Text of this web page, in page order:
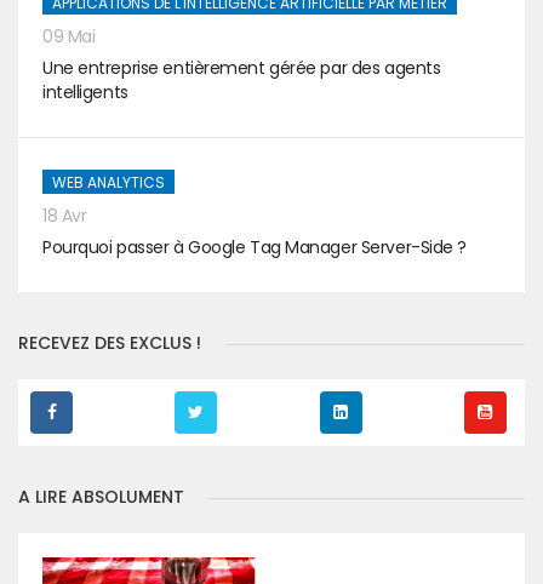
09 Mai
Une entreprise entièrement gérée par des agents
intelligents
WEB ANALYTICS
18 Avr
Pourquoi passer à Google Tag Manager Server-Side ?
RECEVEZ DES EXCLUS !
A LIRE ABSOLUMENT